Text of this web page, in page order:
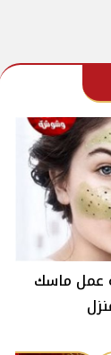
عمل ماسك